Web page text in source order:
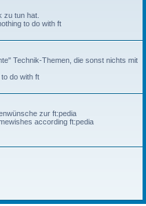
zu tun hat.
to do with ft
Technik-Themen, die sonst nichts mit
do with ft
zur ft:pedia
according ft:pedia